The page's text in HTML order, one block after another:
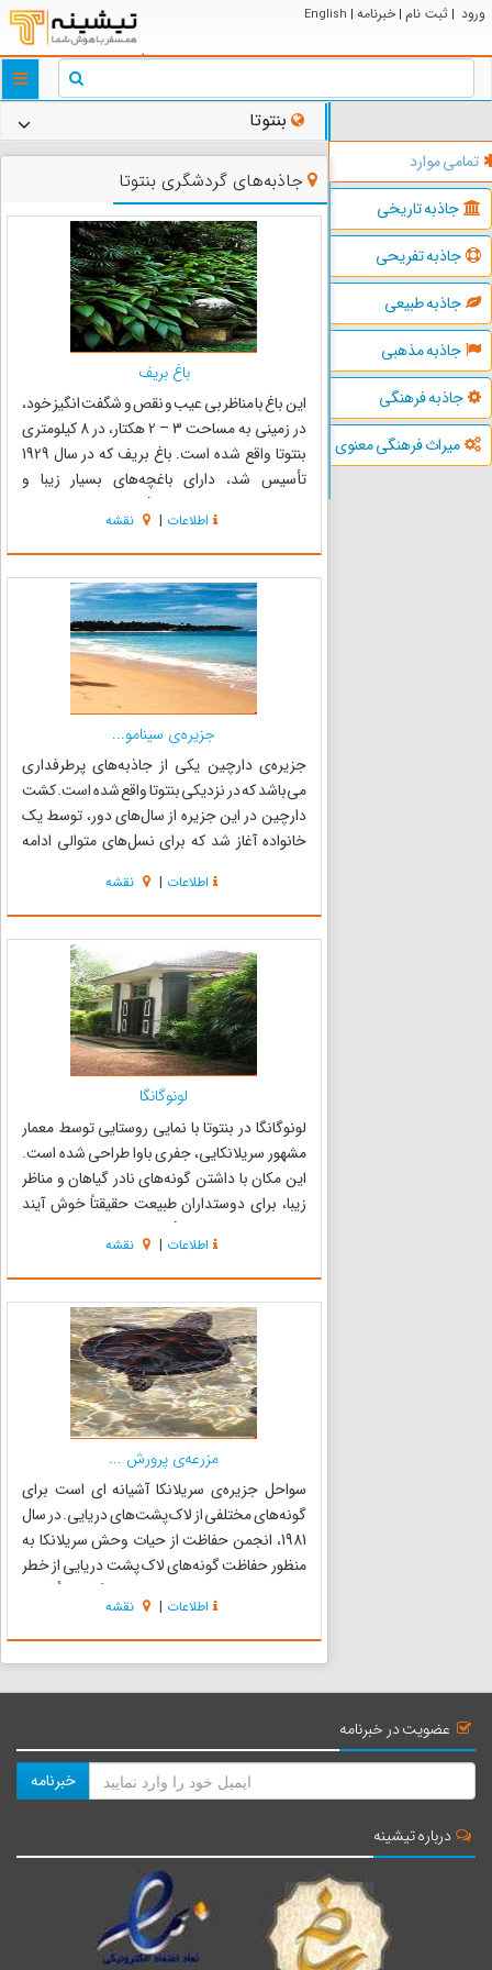
ورود | ثبت نام | خبرنامه |
English
تمامی موارد
جاذبه تاریخی
جاذبه تفریحی
جاذبه طبیعی
جاذبه مذهبی
جاذبه فرهنگی
میراث فرهنگی معنوی
بنتوتا
جاذبه‌های گردشگری بنتوتا
باغ بریف
این باغ با مناظر بی عیب و نقص و شگفت انگیز خود،
در زمینی به مساحت 3 – 2 هکتار، در 8 کیلومتری
بنتوتا واقع شده است. باغ بریف که در سال 1929
تأسیس شد، دارای باغچه‌های بسیار زیبا و
مسحورکننده ای به سبک باغ‌های ژاپنی و چمن زار
هایی به سبک دوران استعماری می‌باشد. اینجا
زمانی محل زندگی بویس ...
اطلاعات | نقشه
جزیره‌ی سینامو...
جزیره‌ی دارچین یکی از جاذبه‌های پرطرفداری
می‌باشد که در نزدیکی بنتوتا واقع شده است. کشت
دارچین در این جزیره از سال‌های دور، توسط یک
خانواده آغاز شد که برای نسل‌های متوالی ادامه
مصارف مختلف آشنا خواهید شد. همچنین توصیه
می‌شود حتماً زمانی ...
اطلاعات | نقشه
لونوگانگا
لونوگانگا در بنتوتا با نمایی روستایی توسط معمار
مشهور سریلانکایی، جفری باوا طراحی شده است.
این مکان با داشتن گونه‌های نادر گیاهان و مناظر
زیبا، برای دوستداران طبیعت حقیقتاً خوش آیند
بعداز ظهر به روی بازدید کنندگان باز می‌باشد. برای
بازد...
اطلاعات | نقشه
مزرعه‌ی پرورش ...
سواحل جزیره‌ی سریلانکا آشیانه ای است برای
گونه‌های مختلفی از لاک پشت‌های دریایی. در سال
1981، انجمن حفاظت از حیات وحش سریلانکا به
منظور حفاظت گونه‌های لاک پشت دریایی از خطر
انقراض، مرکز پرورش لاک پشت کاسگودا را تأسیس
کرد. این مرکز در ازای پرداخت پول تخم لاک پشت
هایی را که ماهیگیران از...
اطلاعات | نقشه
عضویت در خبرنامه
خبرنامه
درباره تیشینه